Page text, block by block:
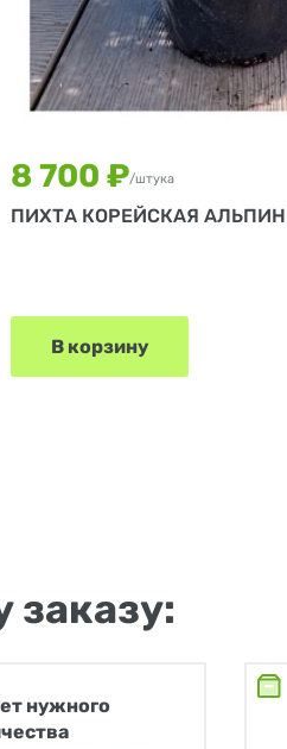
8 700 ₽/штука
ПИХТА КОРЕЙСКАЯ АЛЬПИН
В корзину
заказу:
нужного